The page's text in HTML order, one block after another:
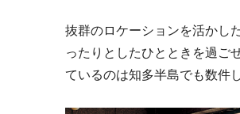
抜群のロケーションを活かし
ったりとしたひとときを過ご
ているのは知多半島でも数件